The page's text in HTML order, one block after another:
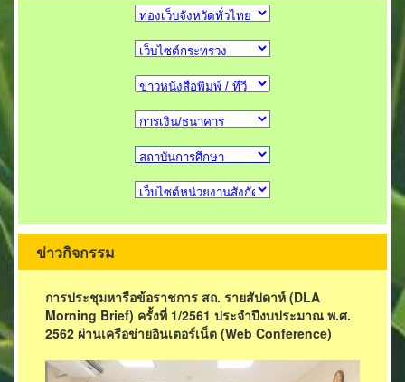
ข่าวกิจกรรม
การประชุมหารือข้อราชการ สถ. รายสัปดาห์ (DLA
Morning Brief) ครั้งที่ 1/2561 ประจำปีงบประมาณ พ.ศ.
2562 ผ่านเครือข่ายอินเตอร์เน็ต (Web Conference)